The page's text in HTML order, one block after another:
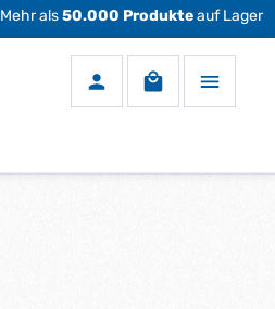
Mehr als50.000 Produkteauf Lager
Warenkorb